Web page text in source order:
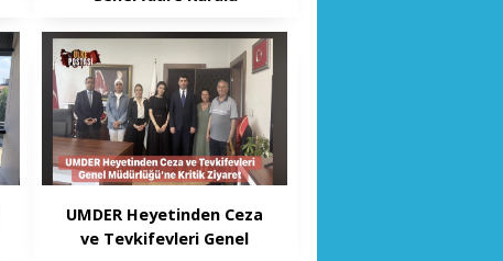
UMDER Heyetinden Ceza
ve Tevkifevleri Genel